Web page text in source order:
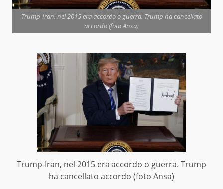
Trump-Iran, nel 2015 era accordo o guerra. Trump ha cancellato
accordo (foto Ansa)
Trump-Iran, nel 2015 era accordo o guerra. Trump
ha cancellato accordo (foto Ansa)